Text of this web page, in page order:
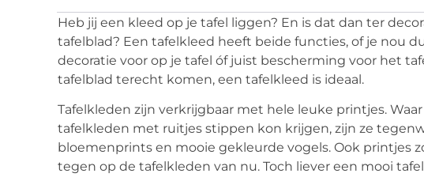
Heb jij een kleed op je tafel liggen? En is dat dan ter
tafelblad? Een tafelkleed heeft beide functies, of je nou
decoratie voor op je tafel óf juist bescherming voor het
tafelblad terecht komen, een tafelkleed is ideaal.
Tafelkleden zijn verkrijgbaar met hele leuke printjes.
tafelkleden met ruitjes stippen kon krijgen, zijn ze
bloemenprints en mooie gekleurde vogels. Ook printjes
tegen op de tafelkleden van nu. Toch liever een mooi